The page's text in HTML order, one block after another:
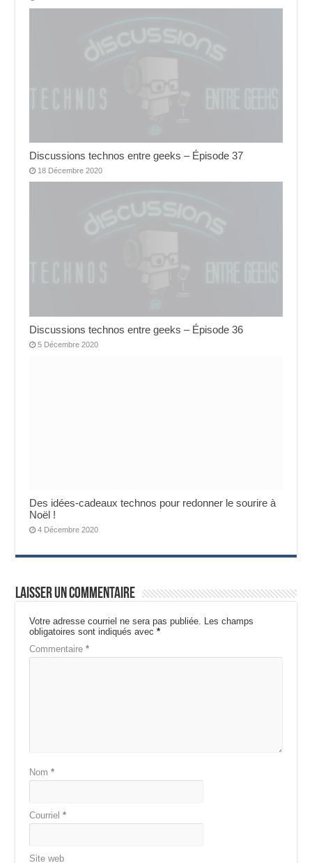
Discussions technos entre geeks – Épisode 37
18 Décembre 2020
Discussions technos entre geeks – Épisode 36
5 Décembre 2020
Des idées-cadeaux technos pour redonner le sourire à
Noël !
4 Décembre 2020
Laisser un commentaire
Votre adresse courriel ne sera pas publiée. Les champs
obligatoires sont indiqués avec*
Commentaire*
Nom*
Courriel*
Site web